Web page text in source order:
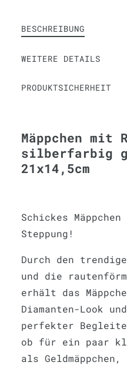
BESCHREIBUNG
WEITERE DETAILS
PRODUKTSICHERHEIT
Mäppchen mit
silberfarbig
21x14,5cm
Schickes
Steppung!
Durch den
und die
erhält das
Diamanten-Look
perfekter
ob für ein paar
als